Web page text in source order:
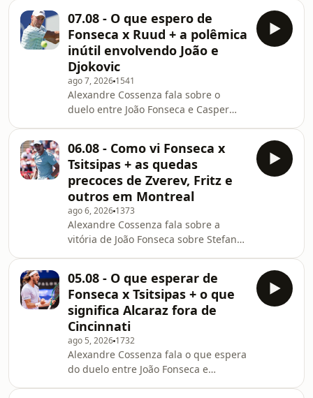
ele fez de melhor para bater o
norueguês. O jornalista também
comenta o anúncio de Beatriz Haddad
Maia, que vai se afastar do circuito
pelo menos até o fim do ano e disse
que vinha lutando contra fatores
"muito mais exteriores". Por último,
Cossenza responde às perg
07.08 - O que espero de
Fonseca x Ruud + a polêmica
inútil envolvendo João e
Djokovic
ago 7, 2026 1541
Alexandre Cossenza fala sobre o
duelo entre João Fonseca e Casper
lembrando do que aconteceu no jogo
entre eles em Roland Garros,
destacando como o cenário atual é
diferente daquele e como cada
tenista pode reagir nesta sexta-feira.
O jornalista também comenta a
polêmica relacionada à declaração de
João Fonseca sobre a opini
06.08 - Como vi Fonseca x
Tsitsipas + as quedas
precoces de Zverev, Fritz e
outros em Montreal
ago 6, 2026 1373
Alexandre Cossenza fala sobre a
vitória de João Fonseca sobre Stefanos
destacando o que o brasileiro fez de
melhor e o que precisa evoluir ao
longo da competição. O jornalista
também comenta os resultados do
dia, lembrando das derrotas de Taylor
Fritz e Alexander Zverev e da
desistência de Félix Auger-Aliassime,
e apontando as principais con
05.08 - O que esperar de
Fonseca x Tsitsipas + o que
significa Alcaraz fora de
Cincinnati
ago 5, 2026 1732
Alexandre Cossenza fala o que espera
do duelo entre João Fonseca e